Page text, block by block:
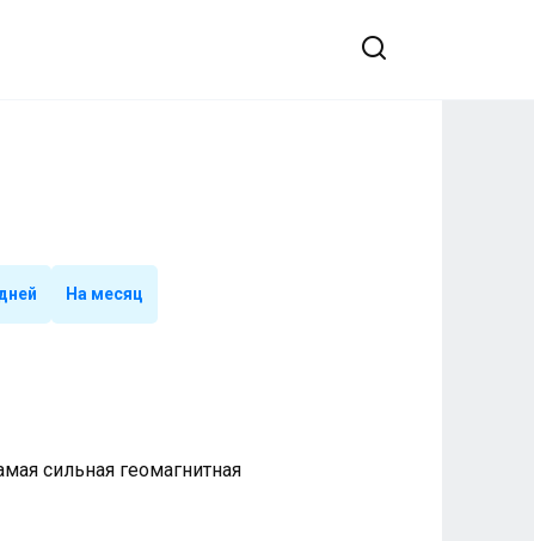
На месяц
сильная геомагнитная